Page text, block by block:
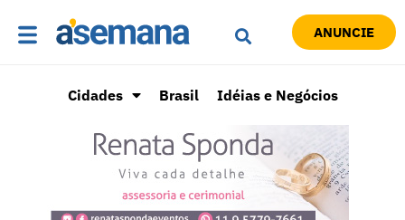
ANUNCIE
Cidades Brasil Idéias e Negócios